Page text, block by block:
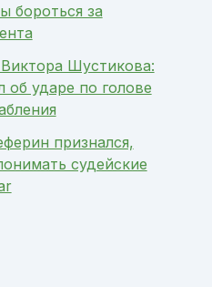
бороться за
Шустикова:
об ударе по голове
признался,
судейские